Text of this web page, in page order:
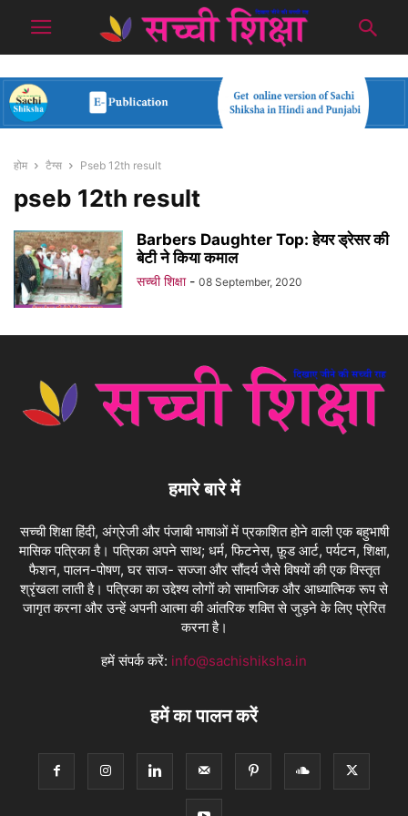
होम टैग्स Pseb 12th result
pseb 12th result
Barbers Daughter Top: हेयर ड्रेसर की
बेटी ने किया कमाल
सच्ची शिक्षा - 08 September, 2020
हमारे बारे में
सच्ची शिक्षा हिंदी, अंग्रेजी और पंजाबी भाषाओं में प्रकाशित होने वाली एक बहुभाषी
मासिक पत्रिका है। पत्रिका अपने साथ; धर्म, फिटनेस, फ़ूड आर्ट, पर्यटन, शिक्षा,
फैशन, पालन-पोषण, घर साज- सज्जा और सौंदर्य जैसे विषयों की एक विस्तृत
श्रृंखला लाती है। पत्रिका का उद्देश्य लोगों को सामाजिक और आध्यात्मिक रूप से
जागृत करना और उन्हें अपनी आत्मा की आंतरिक शक्ति से जुड़ने के लिए प्रेरित
करना है।
हमें संपर्क करें: info@sachishiksha.in
हमें का पालन करें